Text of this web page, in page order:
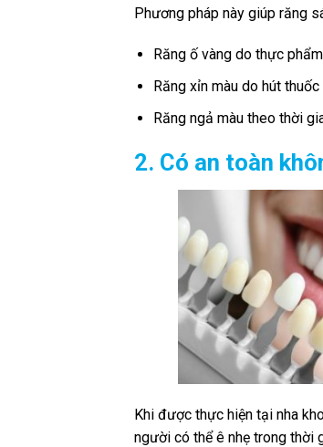
Phương pháp này giúp răng
Răng ố vàng do thực
Răng xỉn màu do hút thuốc
Răng ngả màu theo thời
2. Có an toàn
Khi được thực hiện tại nha
người có thể ê nhẹ trong thời